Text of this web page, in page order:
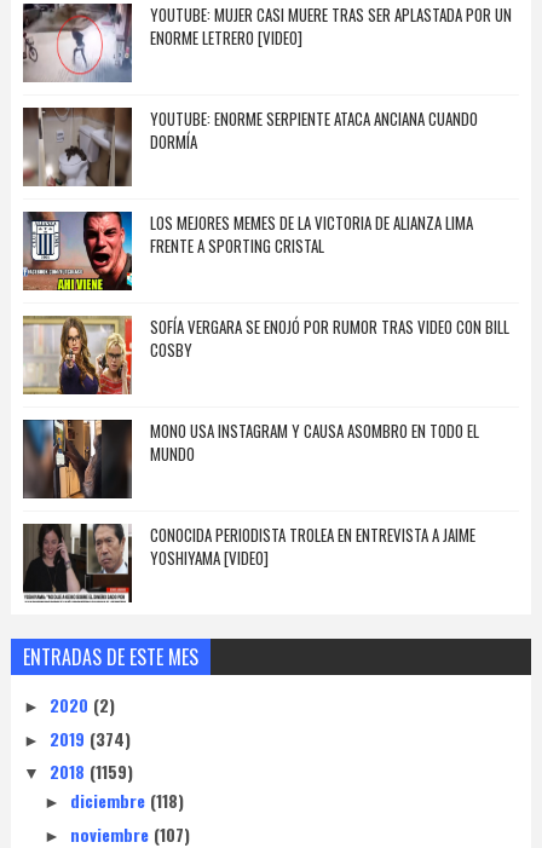
YOUTUBE: MUJER CASI MUERE TRAS SER APLASTADA POR UN
ENORME LETRERO [VIDEO]
YOUTUBE: ENORME SERPIENTE ATACA ANCIANA CUANDO
DORMÍA
LOS MEJORES MEMES DE LA VICTORIA DE ALIANZA LIMA
FRENTE A SPORTING CRISTAL
SOFÍA VERGARA SE ENOJÓ POR RUMOR TRAS VIDEO CON BILL
COSBY
MONO USA INSTAGRAM Y CAUSA ASOMBRO EN TODO EL
MUNDO
CONOCIDA PERIODISTA TROLEA EN ENTREVISTA A JAIME
YOSHIYAMA [VIDEO]
ENTRADAS DE ESTE MES
► 2020 (2)
► 2019 (374)
▼ 2018 (1159)
► diciembre (118)
► noviembre (107)